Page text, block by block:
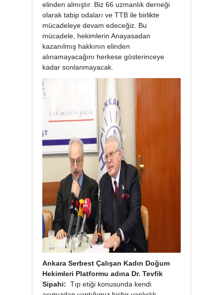
elinden almıştır. Biz 66 uzmanlık derneği
olarak tabip odaları ve TTB ile birlikte
mücadeleye devam edeceğiz. Bu
mücadele, hekimlerin Anayasadan
kazanılmış hakkının elinden
alınamayacağını herkese gösterinceye
kadar sonlanmayacak.
Ankara Serbest Çalışan Kadın Doğum
Hekimleri Platformu adına Dr. Tevfik
Sipahi: Tıp etiği konusunda kendi